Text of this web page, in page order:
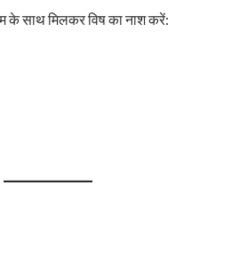
के साथ मिलकर विष का नाश करें: